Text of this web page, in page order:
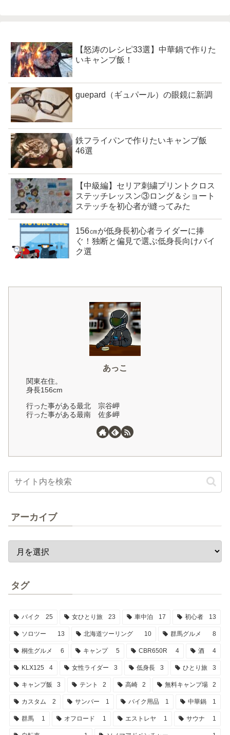
【怒涛のレシピ33選】中華鍋で作りた
いキャンプ飯！
guepard（ギュパール）の眼鏡に新調
鉄フライパンで作りたいキャンプ飯
46選
【中級編】セリア刺繍プリントクロス
ステッチレッスン③ロング＆ショート
ステッチを初心者が縫ってみた
156㎝が低身長初心者ライダーに捧
ぐ！独断と偏見で選ぶ低身長向けバイ
ク選
あっこ
関東在住。
身長156cm
行った事がある最北 宗谷岬
行った事がある最南 佐多岬
アーカイブ
タグ
バイク 25 女ひとり旅 23 車中泊 17 初心者 13
ソロツー 13 北海道ツーリング 10 群馬グルメ 8
桐生グルメ 6 キャンプ 5 CBR650R 4 酒 4
KLX125 4 女性ライダー 3 低身長 3 ひとり旅 3
キャンプ飯 3 テント 2 高崎 2 無料キャンプ場 2
カスタム 2 サンバー 1 バイク用品 1 中華鍋 1
群馬 1 オフロード 1 エストレヤ 1 サウナ 1